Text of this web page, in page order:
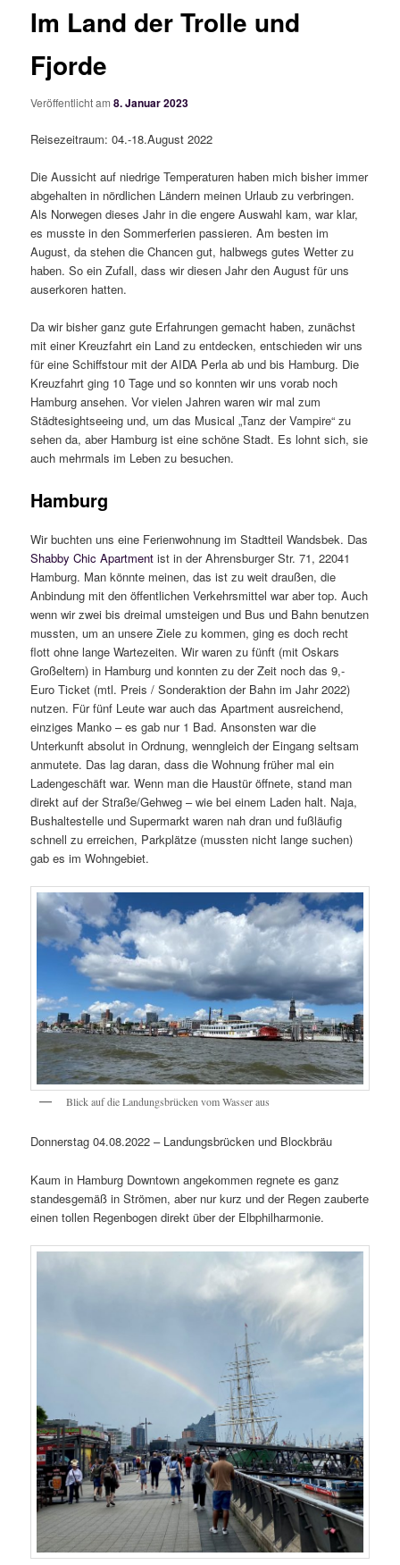
Im Land der Trolle und
Fjorde
Veröffentlicht am8. Januar 2023
Reisezeitraum: 04.-18.August 2022
Die Aussicht auf niedrige Temperaturen haben mich bisher immer
abgehalten in nördlichen Ländern meinen Urlaub zu verbringen.
Als Norwegen dieses Jahr in die engere Auswahl kam, war klar,
es musste in den Sommerferien passieren. Am besten im
August, da stehen die Chancen gut, halbwegs gutes Wetter zu
haben. So ein Zufall, dass wir diesen Jahr den August für uns
auserkoren hatten.
Da wir bisher ganz gute Erfahrungen gemacht haben, zunächst
mit einer Kreuzfahrt ein Land zu entdecken, entschieden wir uns
für eine Schiffstour mit der AIDA Perla ab und bis Hamburg. Die
Kreuzfahrt ging 10 Tage und so konnten wir uns vorab noch
Hamburg ansehen. Vor vielen Jahren waren wir mal zum
Städtesightseeing und, um das Musical „Tanz der Vampire“ zu
sehen da, aber Hamburg ist eine schöne Stadt. Es lohnt sich, sie
auch mehrmals im Leben zu besuchen.
Hamburg
Wir buchten uns eine Ferienwohnung im Stadtteil Wandsbek. Das
Shabby Chic Apartment ist in der Ahrensburger Str. 71, 22041
Hamburg. Man könnte meinen, das ist zu weit draußen, die
Anbindung mit den öffentlichen Verkehrsmittel war aber top. Auch
wenn wir zwei bis dreimal umsteigen und Bus und Bahn benutzen
mussten, um an unsere Ziele zu kommen, ging es doch recht
flott ohne lange Wartezeiten. Wir waren zu fünft (mit Oskars
Großeltern) in Hamburg und konnten zu der Zeit noch das 9,-
Euro Ticket (mtl. Preis / Sonderaktion der Bahn im Jahr 2022)
nutzen. Für fünf Leute war auch das Apartment ausreichend,
einziges Manko – es gab nur 1 Bad. Ansonsten war die
Unterkunft absolut in Ordnung, wenngleich der Eingang seltsam
anmutete. Das lag daran, dass die Wohnung früher mal ein
Ladengeschäft war. Wenn man die Haustür öffnete, stand man
direkt auf der Straße/Gehweg – wie bei einem Laden halt. Naja,
Bushaltestelle und Supermarkt waren nah dran und fußläufig
schnell zu erreichen, Parkplätze (mussten nicht lange suchen)
gab es im Wohngebiet.
Blick auf die Landungsbrücken vom Wasser aus
Donnerstag 04.08.2022 – Landungsbrücken und Blockbräu
Kaum in Hamburg Downtown angekommen regnete es ganz
standesgemäß in Strömen, aber nur kurz und der Regen zauberte
einen tollen Regenbogen direkt über der Elbphilharmonie.